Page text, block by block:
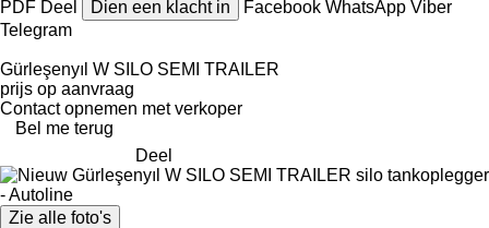
PDF Deel Dien een klacht in Facebook WhatsApp Viber
Telegram
Gürleşenyıl W SILO SEMI TRAILER
prijs op aanvraag
Contact opnemen met verkoper
Bel me terug
Deel
Zie alle foto's